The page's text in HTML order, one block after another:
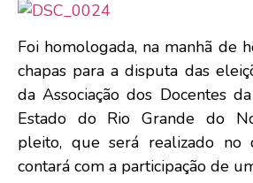
Foi homologada, na manhã de
chapas para a disputa das
da Associação dos Docentes
Estado do Rio Grande do
pleito, que será realizado no
contará com a participação de